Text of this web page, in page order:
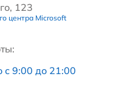
123
центра Microsoft
с 9:00 до 21:00